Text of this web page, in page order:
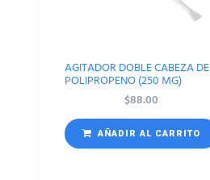
AGITADOR DOBLE CABEZA DE
POLIPROPENO (250 MG)
$88.00
AÑADIR AL CARRITO